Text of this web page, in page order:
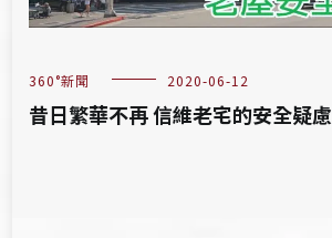
360°新聞 2020-06-12
昔日繁華不再 信維老宅的安全疑慮